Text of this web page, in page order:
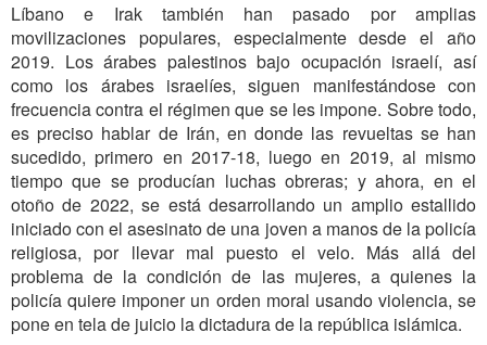
Líbano e Irak también han pasado por amplias
movilizaciones populares, especialmente desde el año
2019. Los árabes palestinos bajo ocupación israelí, así
como los árabes israelíes, siguen manifestándose con
frecuencia contra el régimen que se les impone. Sobre todo,
es preciso hablar de Irán, en donde las revueltas se han
sucedido, primero en 2017-18, luego en 2019, al mismo
tiempo que se producían luchas obreras; y ahora, en el
otoño de 2022, se está desarrollando un amplio estallido
iniciado con el asesinato de una joven a manos de la policía
religiosa, por llevar mal puesto el velo. Más allá del
problema de la condición de las mujeres, a quienes la
policía quiere imponer un orden moral usando violencia, se
pone en tela de juicio la dictadura de la república islámica.